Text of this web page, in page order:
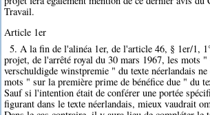
Travail.
Article 1er
5. A la fin de l'alinéa 1er, de l'article 46, § 1er/1,
projet, de l'arrêté royal du 30 mars 1967, les mots "
verschuldigde winstpremie " du texte néerlandais ne
mots " sur la première prime de bénéfice due " du
Sauf si l'intention était de conférer une portée
figurant dans le texte néerlandais, mieux vaudrait